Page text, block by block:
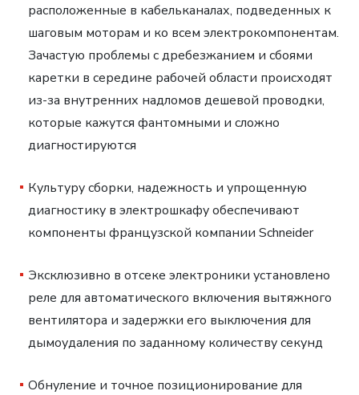
расположенные в кабельканалах, подведенных к
шаговым моторам и ко всем электрокомпонентам.
Зачастую проблемы с дребезжанием и сбоями
каретки в середине рабочей области происходят
из-за внутренних надломов дешевой проводки,
которые кажутся фантомными и сложно
диагностируются
Культуру сборки, надежность и упрощенную
диагностику в электрошкафу обеспечивают
компоненты французской компании Schneider
Эксклюзивно в отсеке электроники установлено
реле для автоматического включения вытяжного
вентилятора и задержки его выключения для
дымоудаления по заданному количеству секунд
Обнуление и точное позиционирование для